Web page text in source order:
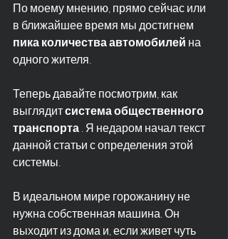
По моему мнению, прямо сейчас или
в ближайшее время мы достигнем
пика количества автомобилей на
одного жителя.
Теперь давайте посмотрим, как
выглядит система общественного
транспорта . Я недаром начал текст
данной статьи с определения этой
системы.
В идеальном мире горожанину не
нужна собственная машина. Он
выходит из дома и, если живет чуть